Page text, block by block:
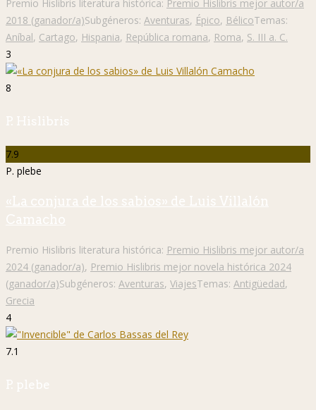
Premio Hislibris literatura histórica: Premio Hislibris mejor autor/a
2018 (ganador/a)Subgéneros: Aventuras, Épico, BélicoTemas:
Aníbal, Cartago, Hispania, República romana, Roma, S. III a. C.
3
8
P. Hislibris
7.9
P. plebe
«La conjura de los sabios» de Luis Villalón
Camacho
Premio Hislibris literatura histórica: Premio Hislibris mejor autor/a
2024 (ganador/a), Premio Hislibris mejor novela histórica 2024
(ganador/a)Subgéneros: Aventuras, ViajesTemas: Antigüedad,
Grecia
4
7.1
P. plebe